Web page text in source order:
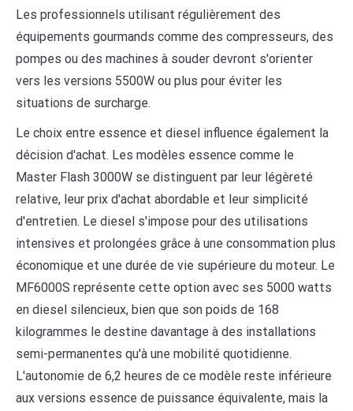
Les professionnels utilisant régulièrement des
équipements gourmands comme des compresseurs, des
pompes ou des machines à souder devront s'orienter
vers les versions 5500W ou plus pour éviter les
situations de surcharge.
Le choix entre essence et diesel influence également la
décision d'achat. Les modèles essence comme le
Master Flash 3000W se distinguent par leur légèreté
relative, leur prix d'achat abordable et leur simplicité
d'entretien. Le diesel s'impose pour des utilisations
intensives et prolongées grâce à une consommation plus
économique et une durée de vie supérieure du moteur. Le
MF6000S représente cette option avec ses 5000 watts
en diesel silencieux, bien que son poids de 168
kilogrammes le destine davantage à des installations
semi-permanentes qu'à une mobilité quotidienne.
L'autonomie de 6,2 heures de ce modèle reste inférieure
aux versions essence de puissance équivalente, mais la